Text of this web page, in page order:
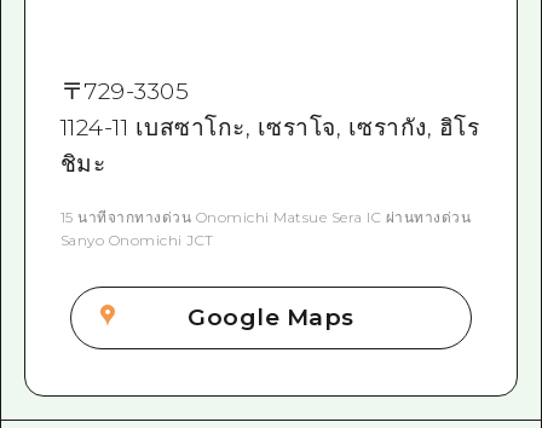
〒729-3305
1124-11 เบสซาโกะ, เซราโจ, เซรากัง, ฮิโร
ชิมะ
15 นาทีจากทางด่วน Onomichi Matsue Sera IC ผ่านทางด่วน
Sanyo Onomichi JCT
Google Maps